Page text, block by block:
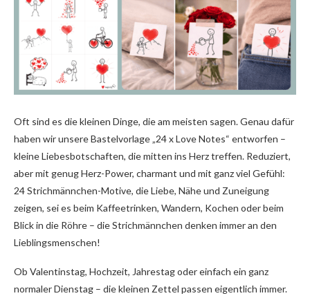
Oft sind es die kleinen Dinge, die am meisten sagen. Genau dafür
haben wir unsere Bastelvorlage „24 x Love Notes“ entworfen –
kleine Liebesbotschaften, die mitten ins Herz treffen. Reduziert,
aber mit genug Herz-Power, charmant und mit ganz viel Gefühl:
24 Strichmännchen-Motive, die Liebe, Nähe und Zuneigung
zeigen, sei es beim Kaffeetrinken, Wandern, Kochen oder beim
Blick in die Röhre – die Strichmännchen denken immer an den
Lieblingsmenschen!
Ob Valentinstag, Hochzeit, Jahrestag oder einfach ein ganz
normaler Dienstag – die kleinen Zettel passen eigentlich immer.